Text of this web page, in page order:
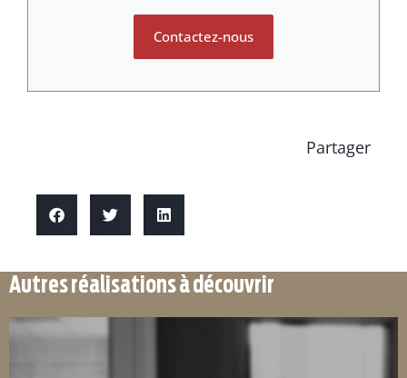
Contactez-nous
Partager
Autres réalisations à découvrir